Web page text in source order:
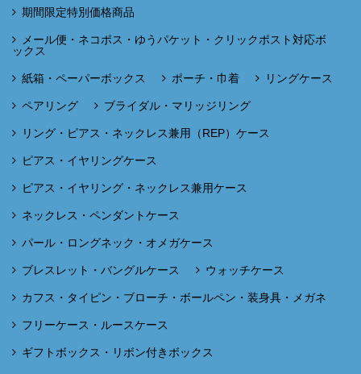
期間限定特別価格商品
メール便・ネコポス・ゆうパケット・クリックポスト対応ボ
ックス
紙箱・ペーパーボックス ポーチ・巾着 リングケース
ペアリング ブライダル・マリッジリング
リング・ピアス・ネックレス兼用（REP）ケース
ピアス・イヤリングケース
ピアス・イヤリング・ネックレス兼用ケース
ネックレス・ペンダントケース
パール・ロングネック・オメガケース
ブレスレット・バングルケース ウォッチケース
カフス・タイピン・ブローチ・ボールペン・装身具・メガネ
フリーケース・ルースケース
ギフトボックス・リボン付きボックス